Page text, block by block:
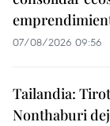
07/08/2026 09:56
Tailandia:
Nonthaburi